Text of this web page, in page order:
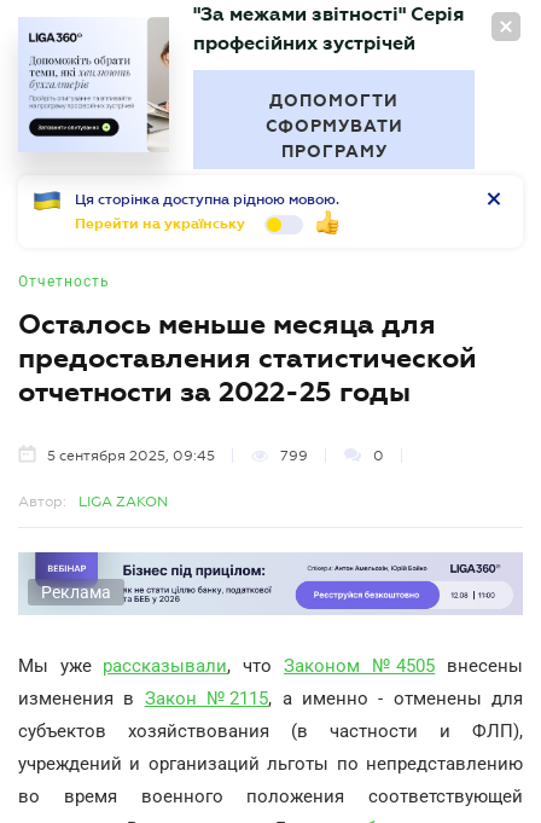
RU
БУХГАЛТЕР
"За межами звітності" Серія
професійних зустрічей
ДОПОМОГТИ
СФОРМУВАТИ
ПРОГРАМУ
Ця сторінка доступна рідною мовою.
Перейти на українську
Отчетность
Осталось меньше месяца для
предоставления статистической
отчетности за 2022-25 годы
5 сентября 2025, 09:45 799 0
Автор: LIGA ZAKON
Реклама
Мы уже рассказывали, что Законом №4505 внесены
изменения в Закон №2115, а именно - отменены для
субъектов хозяйствования (в частности и ФЛП),
учреждений и организаций льготы по непредставлению
во время военного положения соответствующей